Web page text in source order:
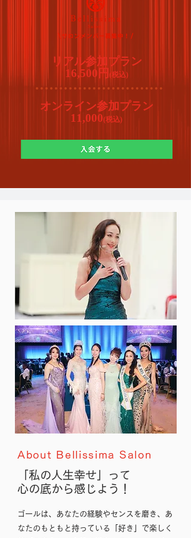
オンライン参加プラン
11,000(税込)
リアル参加プラン
16,500円 (税込)
About Bellissima Salon
「私の人生幸せ」って
心の底から感じよう！
ゴールは、あなたの経験やセンスを磨き、あ
なたのもともと持っている「好き」で楽しく